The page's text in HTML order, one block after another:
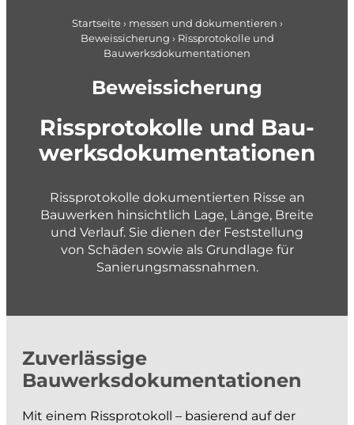
gemeindenahe Betriebe + Werke
Applikationsentwicklung
Planung im Brandschutz
planen und gestalten
Konzepte und Studien
Richt- und Nutzungsplanung
Quartier- und Erschliessungsplanung
Verkehrs- und Mobilitätsplanung
Siedlungsentwässerung und GEP
Wasserversorgung und GWP
projektieren und bauen
Strassenbau
Startseite› messen und dokumentieren ›
Beweissicherung › Rissprotokolle und
Bauwerksdokumentationen
Beweissicherung
Rissprotokolle und Bau­
werks­dok­umen­ta­tionen
Rissprotokolle dokumentierten Risse an
Bauwerken hinsichtlich Lage, Länge, Breite
und Verlauf. Sie dienen der Feststellung
von Schäden sowie als Grundlage für
Sanierungsmassnahmen.
Zuverlässige
Bauwerksdokumentationen
Mit einem Rissprotokoll – basierend auf der